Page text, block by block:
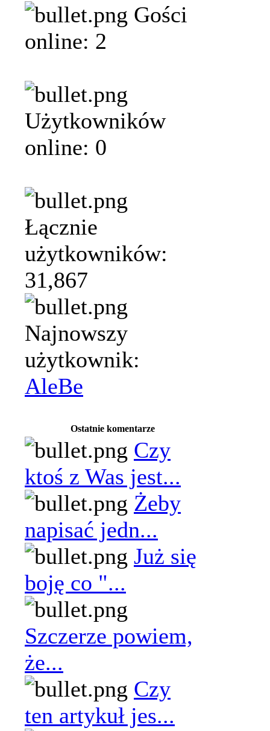
Gości
online: 2
Użytkowników
online: 0
Łącznie
użytkowników:
31,867
Najnowszy
użytkownik:
AleBe
Ostatnie komentarze
Czy
ktoś z Was jest...
Żeby
napisać jedn...
Już się
boję co "...
Szczerze powiem,
że...
Czy
ten artykuł jes...